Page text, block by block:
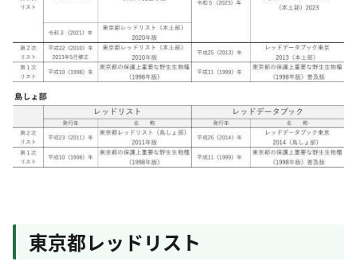
東京都レッドリスト